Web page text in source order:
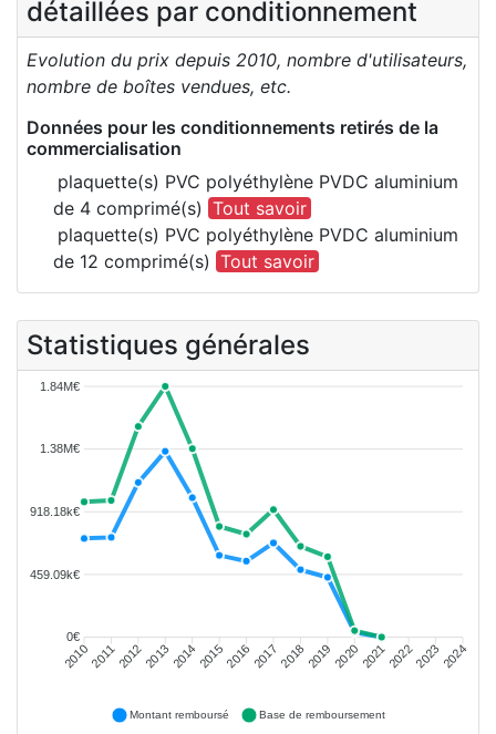
détaillées par conditionnement
Evolution du prix depuis 2010, nombre d'utilisateurs,
nombre de boîtes vendues, etc.
Données pour les conditionnements retirés de la
commercialisation
plaquette(s) PVC polyéthylène PVDC aluminium
de 4 comprimé(s) Tout savoir
plaquette(s) PVC polyéthylène PVDC aluminium
de 12 comprimé(s) Tout savoir
Statistiques générales
1.84M€
1.38M€
918.18k€
459.09k€
0€
201020112012201320142015201620172018201920202021202220232024
Montant remboursé Base de remboursement